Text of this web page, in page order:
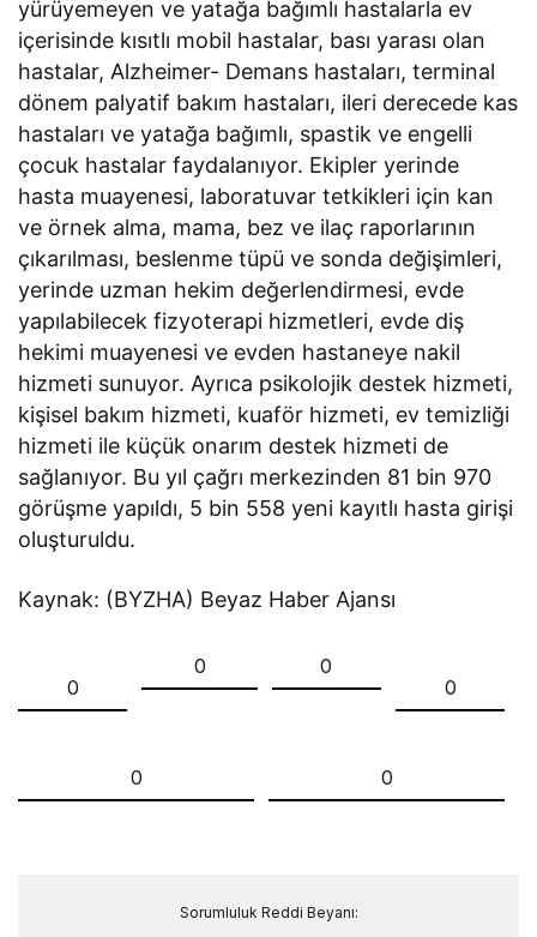
yürüyemeyen ve yatağa bağımlı hastalarla ev
içerisinde kısıtlı mobil hastalar, bası yarası olan
hastalar, Alzheimer- Demans hastaları, terminal
dönem palyatif bakım hastaları, ileri derecede kas
hastaları ve yatağa bağımlı, spastik ve engelli
çocuk hastalar faydalanıyor. Ekipler yerinde
hasta muayenesi, laboratuvar tetkikleri için kan
ve örnek alma, mama, bez ve ilaç raporlarının
çıkarılması, beslenme tüpü ve sonda değişimleri,
yerinde uzman hekim değerlendirmesi, evde
yapılabilecek fizyoterapi hizmetleri, evde diş
hekimi muayenesi ve evden hastaneye nakil
hizmeti sunuyor. Ayrıca psikolojik destek hizmeti,
kişisel bakım hizmeti, kuaför hizmeti, ev temizliği
hizmeti ile küçük onarım destek hizmeti de
sağlanıyor. Bu yıl çağrı merkezinden 81 bin 970
görüşme yapıldı, 5 bin 558 yeni kayıtlı hasta girişi
oluşturuldu.
Kaynak: (BYZHA) Beyaz Haber Ajansı
0
0
0
0
0 0
Sorumluluk Reddi Beyanı: